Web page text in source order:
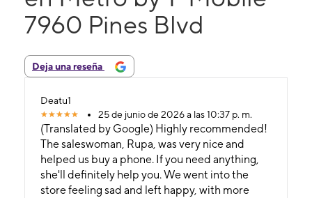
7960 Pines Blvd
Deja una reseña
Deatu1
25 de junio de 2026 a las 10:37 p. m.
(Translated by Google) Highly recommended!
The saleswoman, Rupa, was very nice and
helped us buy a phone. If you need anything,
she'll definitely help you. We went into the
store feeling sad and left happy, with more